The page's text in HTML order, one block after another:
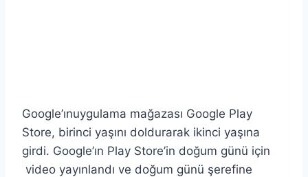
Google’ınuygulama mağazası Google Play
Store, birinci yaşını doldurarak ikinci yaşına
girdi. Google’ın Play Store’in doğum günü için
video yayınlandı ve doğum günü şerefine